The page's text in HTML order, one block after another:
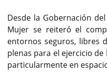
Desde la Gobernación
Mujer se reiteró el
entornos seguros, libres
plenas para el ejercicio
particularmente en